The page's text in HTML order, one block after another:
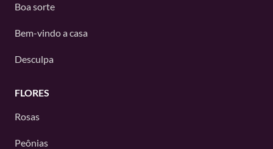
Boa sorte
Bem-vindo a casa
Desculpa
FLORES
Rosas
Peônias